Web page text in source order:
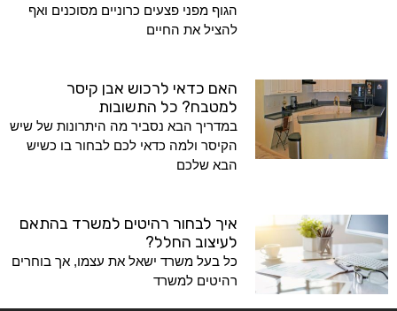
הגוף מפני פצעים כרוניים מסוכנים ואף
להציל את החיים
האם כדאי לרכוש אבן קיסר
למטבח? כל התשובות
במדריך הבא נסביר מה היתרונות של שיש
הקיסר ולמה כדאי לכם לבחור בו כשיש
הבא שלכם
איך לבחור רהיטים למשרד בהתאם
לעיצוב החלל?
כל בעל משרד ישאל את עצמו, אך בוחרים
רהיטים למשרד